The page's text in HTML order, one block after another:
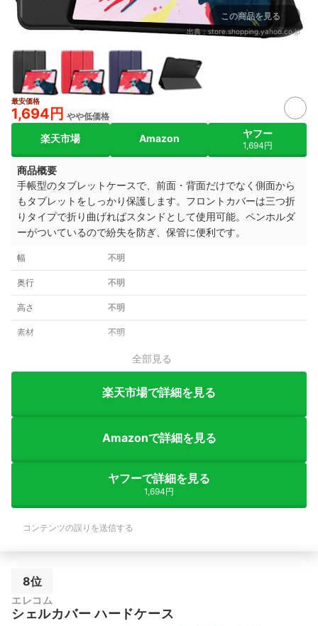
この商品を見る
出典：store.shopping.yahoo.co.jp
最安価格
1,694円 やや低価格
楽天市場 Amazon ヤフー
1,694円
商品概要
手帳型のタブレットケースで、前面・背面だけでなく側面から
もタブレットをしっかり保護します。フロントカバーは三つ折
りタイプで折り曲げればスタンドとして使用可能。ペンホルダ
ーがついているので紛失を防ぎ、保管に便利です。
幅 不明
奥行 不明
高さ 不明
素材 不明
全部見る
楽天市場で詳細を見る
Amazonで詳細を見る
ヤフーで詳細を見る
1,694円
コンテンツの誤りを送信する
8位
エレコム
シェルカバー ハードケース